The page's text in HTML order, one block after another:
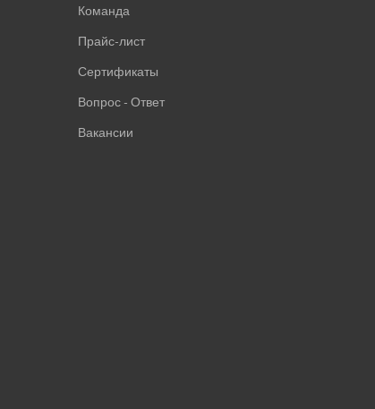
Команда
Прайс-лист
Сертификаты
Вопрос - Ответ
Вакансии